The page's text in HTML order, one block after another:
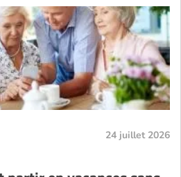
24 juillet 2026